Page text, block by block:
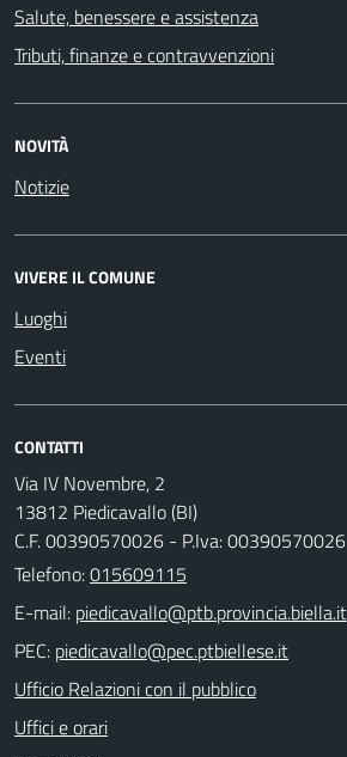
Salute, benessere e assistenza
Tributi, finanze e contravvenzioni
NOVITÀ
Notizie
VIVERE IL COMUNE
Luoghi
Eventi
CONTATTI
Via IV Novembre, 2
13812 Piedicavallo (BI)
C.F. 00390570026 - P.Iva: 00390570026
Telefono:015609115
E-mail:
PEC:
Ufficio Relazioni con il pubblico
Uffici e orari